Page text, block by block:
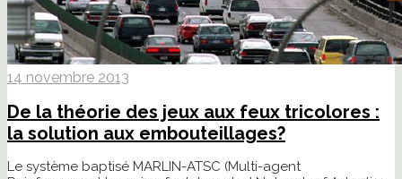
14 novembre 2013
De la théorie des jeux aux feux tricolores :
la solution aux embouteillages?
Le système baptisé MARLIN-ATSC (Multi-agent